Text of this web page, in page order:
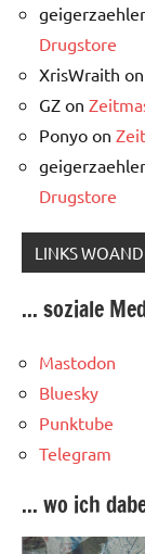
geigerzaehler
Drugstore
XrisWraith on
GZ on
Ponyo on
geigerzaehler
Drugstore
LINKS
... soziale
Mastodon
Bluesky
Punktube
Telegram
... wo ich